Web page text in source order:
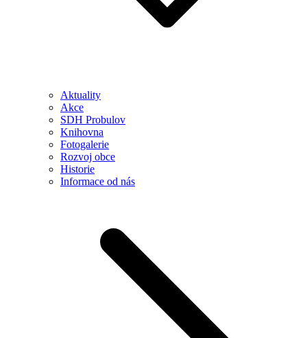
Aktuality
Akce
SDH Probulov
Knihovna
Fotogalerie
Rozvoj obce
Historie
Informace od nás